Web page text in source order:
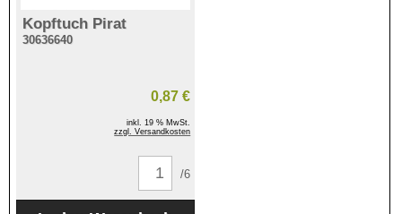
Kopftuch Pirat
30636640
0,87 €
inkl. 19 % MwSt.
zzgl. Versandkosten
/6